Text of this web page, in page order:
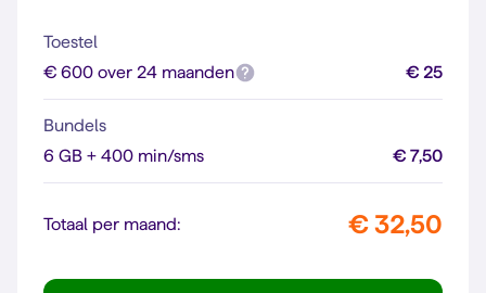
Toestel
€ 600 over 24 maanden
€ 25
Bundels
6 GB + 400 min/sms
€ 7,50
Totaal per maand: € 32,50